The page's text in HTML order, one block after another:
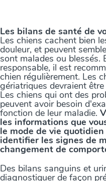
Les bilans de santé de
Les chiens cachent bien
douleur, et peuvent
sont malades ou blessés.
responsable, il est
chien régulièrement. Les
gériatriques devraient
Les chiens qui ont des
peuvent avoir besoin
fonction de leur maladie.
les informations que
le mode de vie
identifier les signes de
changement de
Des bilans sanguins et
diagnostiquer de façon